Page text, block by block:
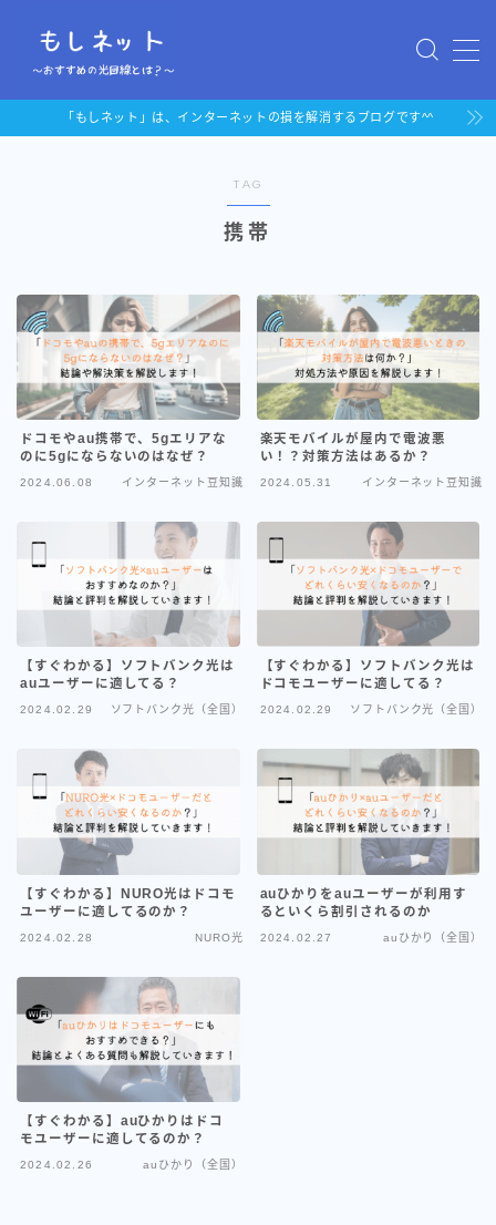
MENU
「ドコモ光」docomo携帯持
ちにおすすめの光回線
持ちにおすすめの光回線
カテゴリー
ahamo光
auひかり（全国）
enひかり
eo光
「もしネット」は、インターネットの損を解消するブログです^^
TAG
携帯
ドコモやau携帯で、5gエリアな
のに5gにならないのはなぜ？
2024.06.08 インターネット豆知識
楽天モバイルが屋内で電波悪
い！？対策方法はあるか？
2024.05.31 インターネット豆知識
【すぐわかる】ソフトバンク光は
auユーザーに適してる？
2024.02.29 ソフトバンク光（全国）
【すぐわかる】ソフトバンク光は
ドコモユーザーに適してる？
2024.02.29 ソフトバンク光（全国）
【すぐわかる】NURO光はドコモ
ユーザーに適してるのか？
2024.02.28 NURO光
auひかりをauユーザーが利用す
るといくら割引されるのか
2024.02.27 auひかり（全国）
【すぐわかる】auひかりはドコ
モユーザーに適してるのか？
2024.02.26 auひかり（全国）